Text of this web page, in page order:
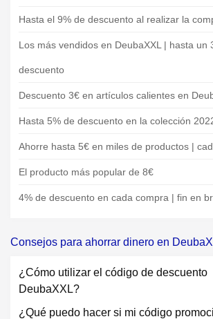
Hasta el 9% de descuento al realizar la
Los más vendidos en DeubaXXL | hasta un
descuento
Descuento 3€ en artículos calientes en
Hasta 5% de descuento en la colección
Ahorre hasta 5€ en miles de productos |
El producto más popular de 8€
4% de descuento en cada compra | fin en
Consejos para ahorrar dinero en
¿Cómo utilizar el código de descuento
DeubaXXL?
¿Qué puedo hacer si mi código